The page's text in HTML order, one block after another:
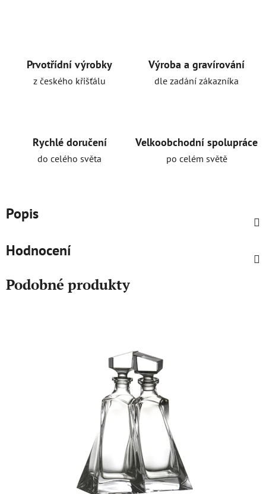
Prvotřídní výrobky
z českého křišťálu
Výroba a gravírování
dle zadání zákazníka
Rychlé doručení
do celého světa
Velkoobchodní spolupráce
po celém světě
Popis
Hodnocení
Podobné produkty